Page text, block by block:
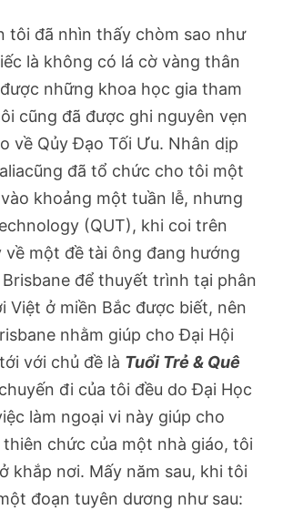
tôi đã nhìn thấy chòm sao như
là không có lá cờ vàng thân
những khoa học gia tham
cũng đã được ghi nguyên vẹn
về Qủy Đạo Tối Ưu. Nhân dịp
đã tổ chức cho tôi một
khoảng một tuần lễ, nhưng
(QUT), khi coi trên
một đề tài ông đang hướng
để thuyết trình tại phân
Việt ở miền Bắc được biết, nên
nhằm giúp cho Đại Hội
với chủ đề là Tuổi Trẻ & Quê
đi của tôi đều do Đại Học
làm ngoại vi này giúp cho
chức của một nhà giáo, tôi
khắp nơi. Mấy năm sau, khi tôi
đoạn tuyên dương như sau: